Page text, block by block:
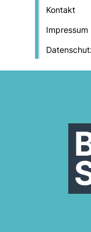
Kontakt
Impressum